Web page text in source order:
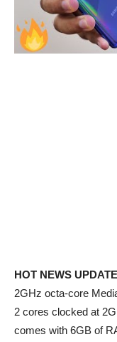
HOT NEWS
2GHz octa-core
2 cores clocked at
comes with 6GB of